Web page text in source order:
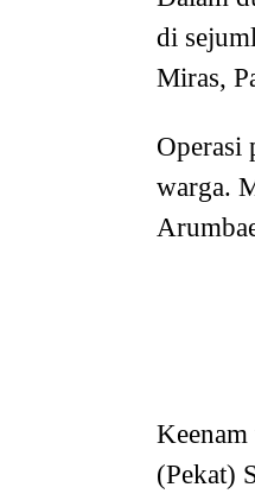
di
Miras,
Operasi
warga.
(Pekat)